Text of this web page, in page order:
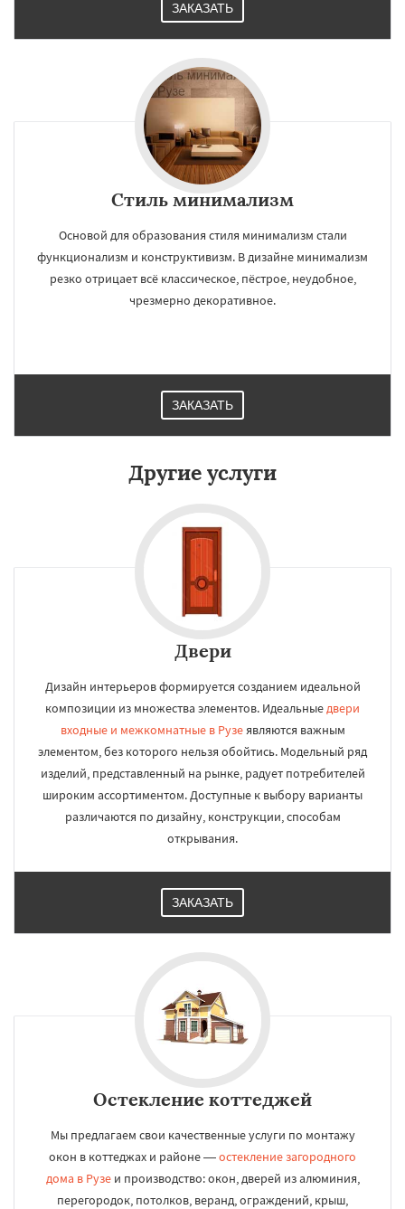
ЗАКАЗАТЬ
Стиль минимализм
Основой для образования стиля минимализм стали
функционализм и конструктивизм. В дизайне минимализм
резко отрицает всё классическое, пёстрое, неудобное,
чрезмерно декоративное.
ЗАКАЗАТЬ
Другие услуги
Двери
Дизайн интерьеров формируется созданием идеальной
композиции из множества элементов. Идеальныедвери
входные и межкомнатные в Рузеявляются важным
элементом, без которого нельзя обойтись. Модельный ряд
изделий, представленный на рынке, радует потребителей
широким ассортиментом. Доступные к выбору варианты
различаются по дизайну, конструкции, способам
открывания.
ЗАКАЗАТЬ
Остекление коттеджей
Мы предлагаем свои качественные услуги по монтажу
окон в коттеджах и районе —остекление загородного
дома в Рузеи производство: окон, дверей из алюминия,
перегородок, потолков, веранд, ограждений, крыш,